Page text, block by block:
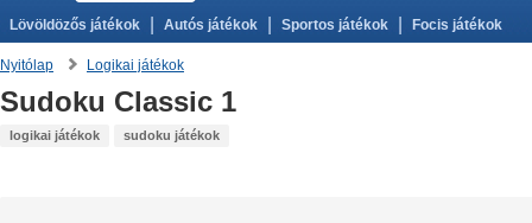
Lövöldözős játékok Autós játékok Sportos játékok Focis játékok
Nyitólap Logikai játékok
Sudoku Classic 1
logikai játékok sudoku játékok